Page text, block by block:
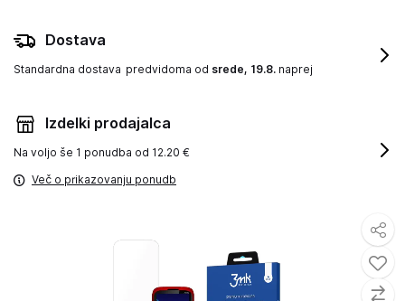
Dostava
Standardna dostava predvidoma od srede, 19.8. naprej
Izdelki prodajalca
Na voljo še 1 ponudba od 12.20 €
Več o prikazovanju ponudb